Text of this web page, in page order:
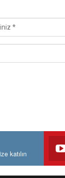
katılın